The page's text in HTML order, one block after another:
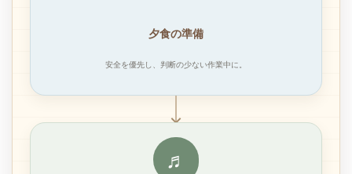
夕食の準備
安全を優先し、判断の少ない作業中に。
♬